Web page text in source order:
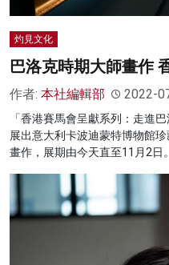
灼見文化
巴洛克時期大師畫作
作者: 本社編輯部 2022-
「香港賽馬會呈獻系列：走進
展出意大利卡波迪蒙特博物館
畫作，展期由今天直至11月2日。